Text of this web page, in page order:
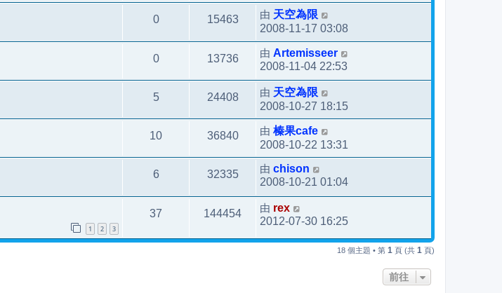
0 15463 由 天空為限
2008-11-17 03:08
0 13736 由 Artemisseer
2008-11-04 22:53
5 24408 由 天空為限
2008-10-27 18:15
10 36840 由 榛果cafe
2008-10-22 13:31
6 32335 由 chison
2008-10-21 01:04
1 2 3
37 144454 由 rex
2012-07-30 16:25
18 個主題 • 第 1 頁 (共 1 頁)
前往